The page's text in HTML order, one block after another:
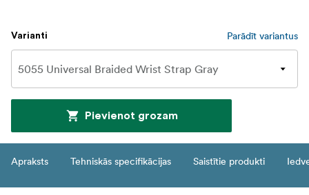
Varianti Parādīt variantus
Pievienot grozam
Apraksts Tehniskās specifikācijas Saistītie produkti